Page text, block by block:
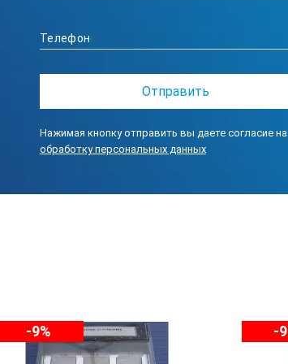
Условное обозначение
Т
Р
ШЦ
Нажимая кнопку отправить вы даете согласие на
обработку персональных данных
-9% -